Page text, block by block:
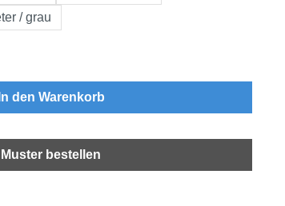
/ grau
den gewünschten Wert ein
In den Warenkorb
Muster bestellen